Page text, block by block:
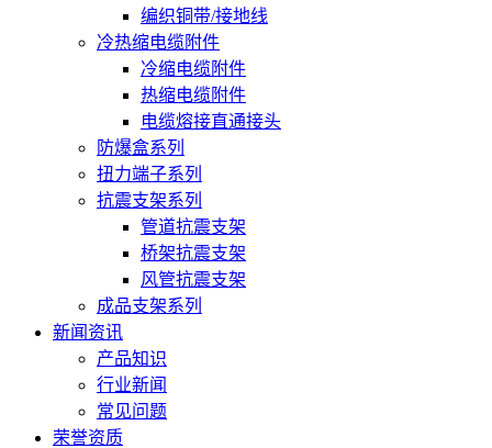
编织铜带/接地线
冷热缩电缆附件
冷缩电缆附件
热缩电缆附件
电缆熔接直通接头
防爆盒系列
扭力端子系列
抗震支架系列
管道抗震支架
桥架抗震支架
风管抗震支架
成品支架系列
新闻资讯
产品知识
行业新闻
常见问题
荣誉资质